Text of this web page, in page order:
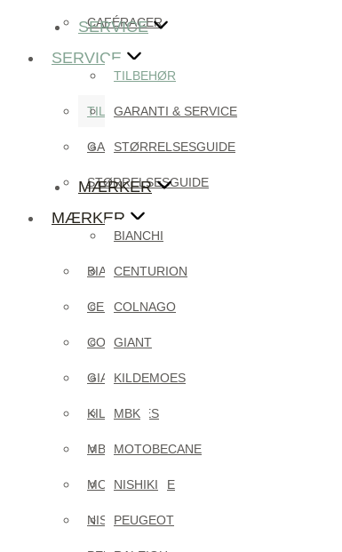
SERVICE
TILBEHØR
GARANTI & SERVICE
STØRRELSESGUIDE
MÆRKER
BIANCHI
CENTURION
COLNAGO
GIANT
KILDEMOES
MBK
MOTOBECANE
NISHIKI
PEUGEOT
CAFÉRACER
SERVICE
TILBEHØR
GARANTI & SERVICE
STØRRELSESGUIDE
MÆRKER
BIANCHI
CENTURION
COLNAGO
GIANT
KILDEMOES
MBK
MOTOBECANE
NISHIKI